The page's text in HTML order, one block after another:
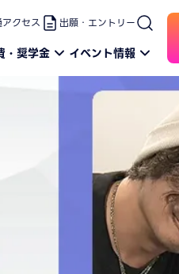
クセス 出願・エントリー
・奨学金 イベント情報